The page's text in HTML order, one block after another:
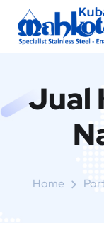
Jual
Home